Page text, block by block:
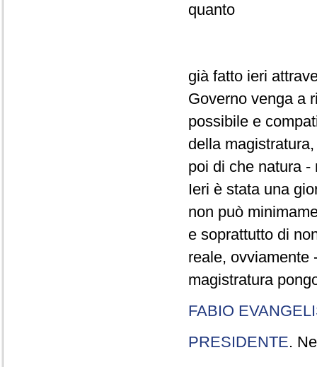
quanto
già fatto ieri
Governo venga a
possibile e
della
poi di che natura
Ieri è stata una
non può
e soprattutto di
reale, ovviamente
magistratura
FABIO
PRESIDENTE.